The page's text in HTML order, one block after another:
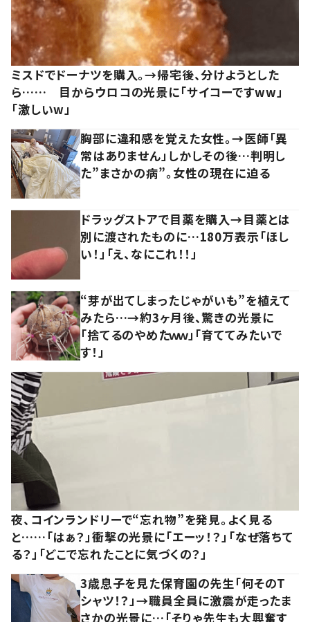
ミスドでドーナツを購入。→帰宅後、分けようとした
ら…… 目からウロコの光景に「サイコーですww」
「激しいw」
胸部に違和感を覚えた女性。→医師「異
常はありません」しかしその後…判明し
た”まさかの病”。女性の現在に迫る
ドラッグストアで目薬を購入→目薬とは
別に渡されたものに…180万表示「ほし
い！」「え、なにこれ！！」
“芽が出てしまったじゃがいも”を植えて
みたら…→約3ヶ月後、驚きの光景に
「捨てるのやめたｗｗ」「育ててみたいで
す！」
夜、コインランドリーで“忘れ物”を発見。よく見る
と……「はぁ？」衝撃の光景に「エーッ！？」「なぜ落ちて
る？」「どこで忘れたことに気づくの？」
3歳息子を見た保育園の先生「何そのT
シャツ！？」→職員全員に激震が走ったま
さかの光景に…「そりゃ先生も大興奮す